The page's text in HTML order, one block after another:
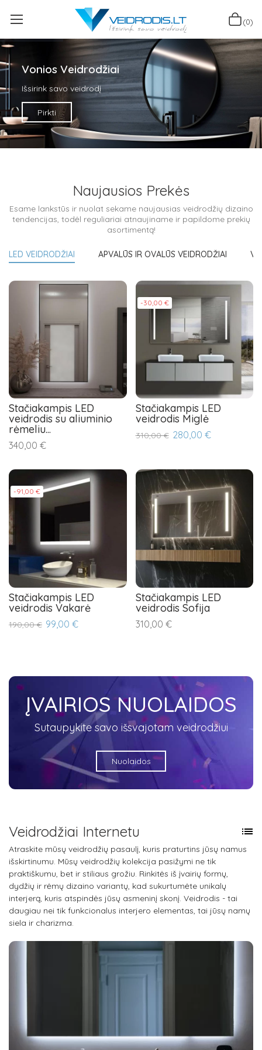
(0)
Vonios Veidrodžiai
Išsirink savo veidrodį
Pirkti
Naujausios Prekės
Esame lankstūs ir nuolat sekame naujausias veidrodžių dizaino
tendencijas, todėl reguliariai atnaujiname ir papildome prekių
asortimentą!
LED VEIDRODŽIAI APVALŪS IR OVALŪS VEIDRODŽIAI
Stačiakampis LED
veidrodis su aliuminio
rėmeliu...
340,00 €
-91,00 €
Stačiakampis LED
veidrodis Vakarė
190,00 € 99,00 €
-30,00 €
Stačiakampis LED
veidrodis Miglė
310,00 € 280,00 €
Stačiakampis LED
veidrodis Sofija
310,00 €
ĮVAIRIOS NUOLAIDOS
Sutaupykite savo išsvajotam veidrodžiui
Nuolaidos
Veidrodžiai Internetu
Atraskite mūsų veidrodžių pasaulį, kuris praturtins jūsų namus
išskirtinumu. Mūsų veidrodžių kolekcija pasižymi ne tik
praktiškumu, bet ir stiliaus grožiu. Rinkitės iš įvairių formų,
dydžių ir rėmų dizaino variantų, kad sukurtumėte unikalų
interjerą, kuris atspindės jūsų asmeninį skonį. Veidrodis - tai
daugiau nei tik funkcionalus interjero elementas, tai jūsų namų
siela ir charizma.
list